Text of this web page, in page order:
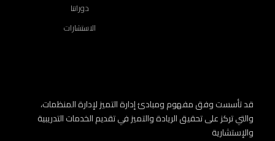
قد تأسست وفق مفهوم ومبادئ إدارة التميز لإدارة المنظمات،
والتي تركز على تحقيق الريادة والتميز في تقديم الخدمات التدريبية
والإستشارية
دوراتنا
الاستشارات